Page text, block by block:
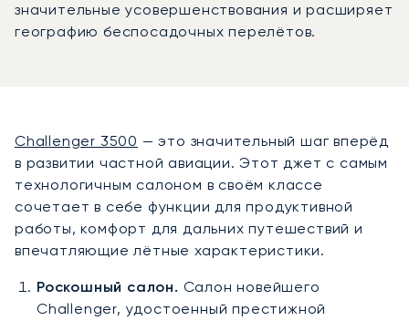
значительные усовершенствования и расширяет
географию беспосадочных перелётов.
Challenger 3500 — это значительный шаг вперёд
в развитии частной авиации. Этот джет с самым
технологичным салоном в своём классе
сочетает в себе функции для продуктивной
работы, комфорт для дальних путешествий и
впечатляющие лётные характеристики.
Роскошный салон. Салон новейшего
Challenger, удостоенный престижной